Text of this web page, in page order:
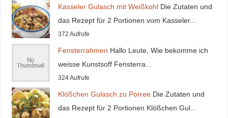
Kasseler Gulasch mit Weißkohl Die Zutaten und
das Rezept für 2 Portionen vom Kasseler...
372 Aufrufe
Fensterrahmen Hallo Leute, Wie bekomme ich
weisse Kunstsoff Fensterra...
324 Aufrufe
Klößchen Gulasch zu Porree Die Zutaten und
das Rezept für 2 Portionen Klößchen Gul...